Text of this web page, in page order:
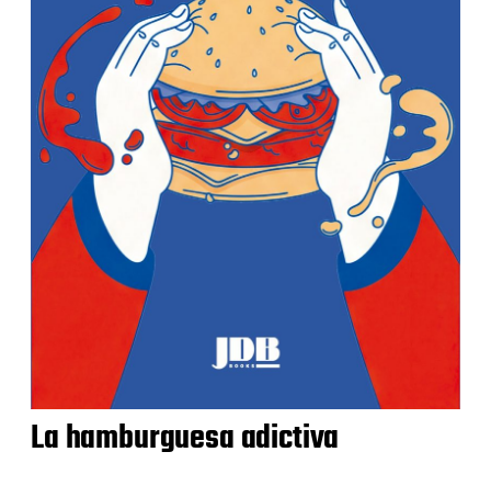
La hamburguesa adictiva